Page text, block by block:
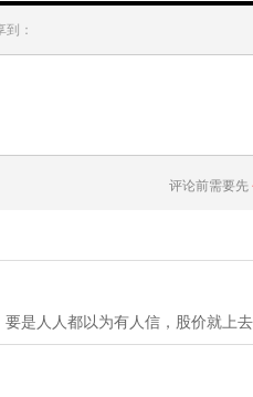
到：
评论前需要先
是人人都以为有人信，股价就上